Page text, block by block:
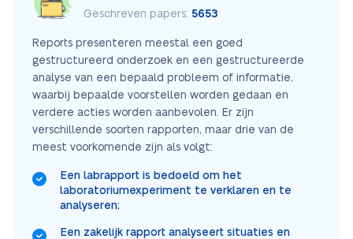
Geschreven papers: 5653
Reports presenteren meestal een goed
gestructureerd onderzoek en een gestructureerde
analyse van een bepaald probleem of informatie,
waarbij bepaalde voorstellen worden gedaan en
verdere acties worden aanbevolen. Er zijn
verschillende soorten rapporten, maar drie van de
meest voorkomende zijn als volgt:
Een labrapport is bedoeld om het
laboratoriumexperiment te verklaren en te
analyseren;
Een zakelijk rapport analyseert situaties en